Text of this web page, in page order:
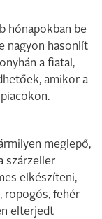
hónapokban be
nagyon hasonlít
a fiatal,
amikor a
meglepő,
szárzeller
elkészíteni,
ropogós, fehér
elterjedt